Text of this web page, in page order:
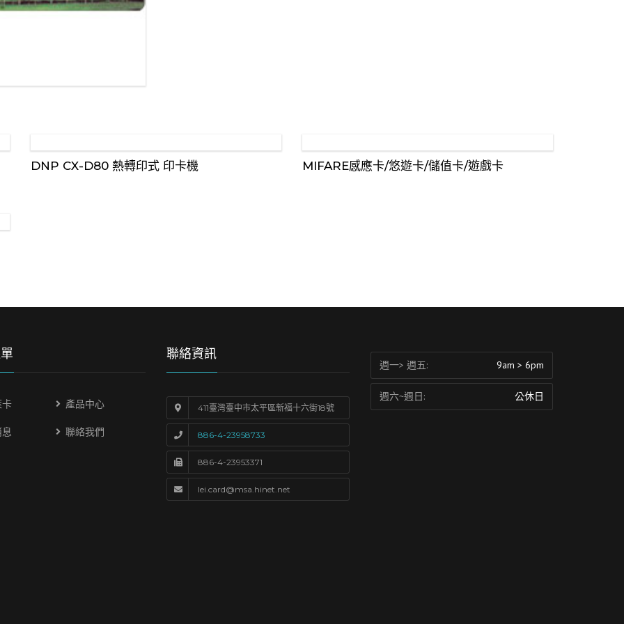
DNP CX-D80 熱轉印式 印卡機 MIFARE感應卡/悠遊卡/儲值卡/遊戲卡
產品中心
聯絡我們
聯絡資訊
411臺灣臺中市太平區新福十六街18號
886-4-23958733
886-4-23953371
lei.card@msa.hinet.net
週一> 週五: 9am > 6pm
週六~週日: 公休日